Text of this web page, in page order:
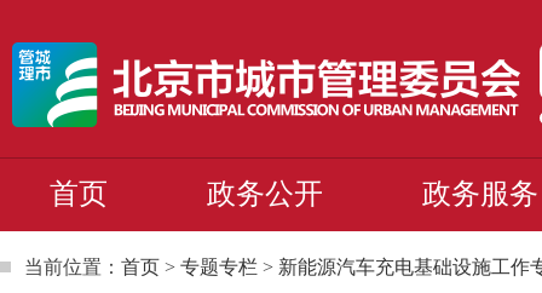
首页 政务公开 政务服务
当前位置： 首页 > 专题专栏 > 新能源汽车充电基础设施工作